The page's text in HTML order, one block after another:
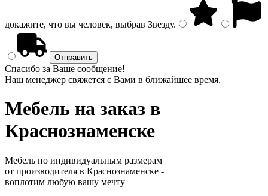
докажите, что вы человек, выбрав Звезду.
Спасибо за Ваше сообщение!
Наш менеджер свяжется с Вами в ближайшее время.
Мебель на заказ в
Краснознаменске
Мебель по индивидуальным размерам
от производителя в Краснознаменске -
воплотим любую вашу мечту